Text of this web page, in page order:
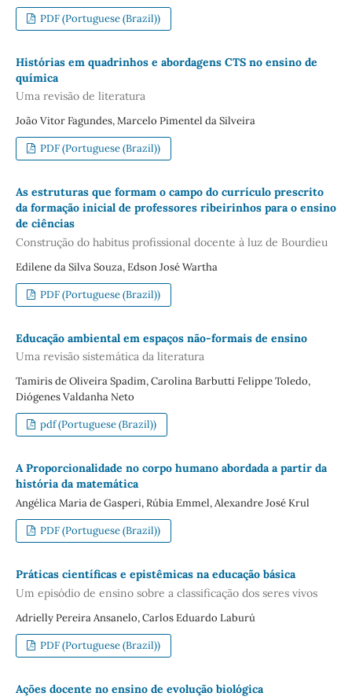
PDF (Portuguese (Brazil))
Histórias em quadrinhos e abordagens CTS no ensino de
química
Uma revisão de literatura
João Vitor Fagundes, Marcelo Pimentel da Silveira
PDF (Portuguese (Brazil))
As estruturas que formam o campo do currículo prescrito
da formação inicial de professores ribeirinhos para o ensino
de ciências
Construção do habitus profissional docente à luz de Bourdieu
Edilene da Silva Souza, Edson José Wartha
PDF (Portuguese (Brazil))
Educação ambiental em espaços não-formais de ensino
Uma revisão sistemática da literatura
Tamiris de Oliveira Spadim, Carolina Barbutti Felippe Toledo,
Diógenes Valdanha Neto
pdf (Portuguese (Brazil))
A Proporcionalidade no corpo humano abordada a partir da
história da matemática
Angélica Maria de Gasperi, Rúbia Emmel, Alexandre José Krul
PDF (Portuguese (Brazil))
Práticas científicas e epistêmicas na educação básica
Um episódio de ensino sobre a classificação dos seres vivos
Adrielly Pereira Ansanelo, Carlos Eduardo Laburú
PDF (Portuguese (Brazil))
Ações docente no ensino de evolução biológica